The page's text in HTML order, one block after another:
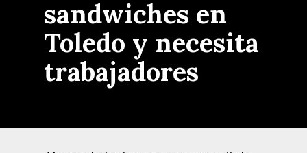
sandwiches en
Toledo y necesita
trabajadores